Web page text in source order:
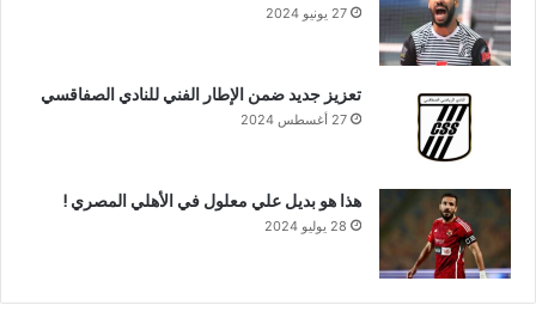
27 يونيو 2024
تعزيز جديد ضمن الإطار الفني للنادي الصفاقسي
27 أغسطس 2024
هذا هو بديل علي معلول في الأهلي المصري !
28 يوليو 2024